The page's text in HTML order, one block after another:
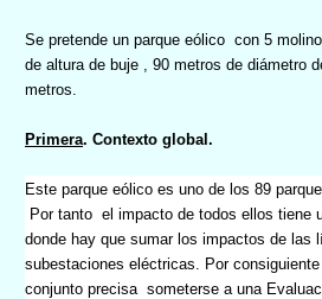
Se pretende un parque eólico con 5
de altura de buje , 90 metros de diámetro
metros.
Primera. Contexto global.
Este parque eólico es uno de los 89
Por tanto el impacto de todos ellos tiene
donde hay que sumar los impactos de las
subestaciones eléctricas. Por
conjunto precisa someterse a una